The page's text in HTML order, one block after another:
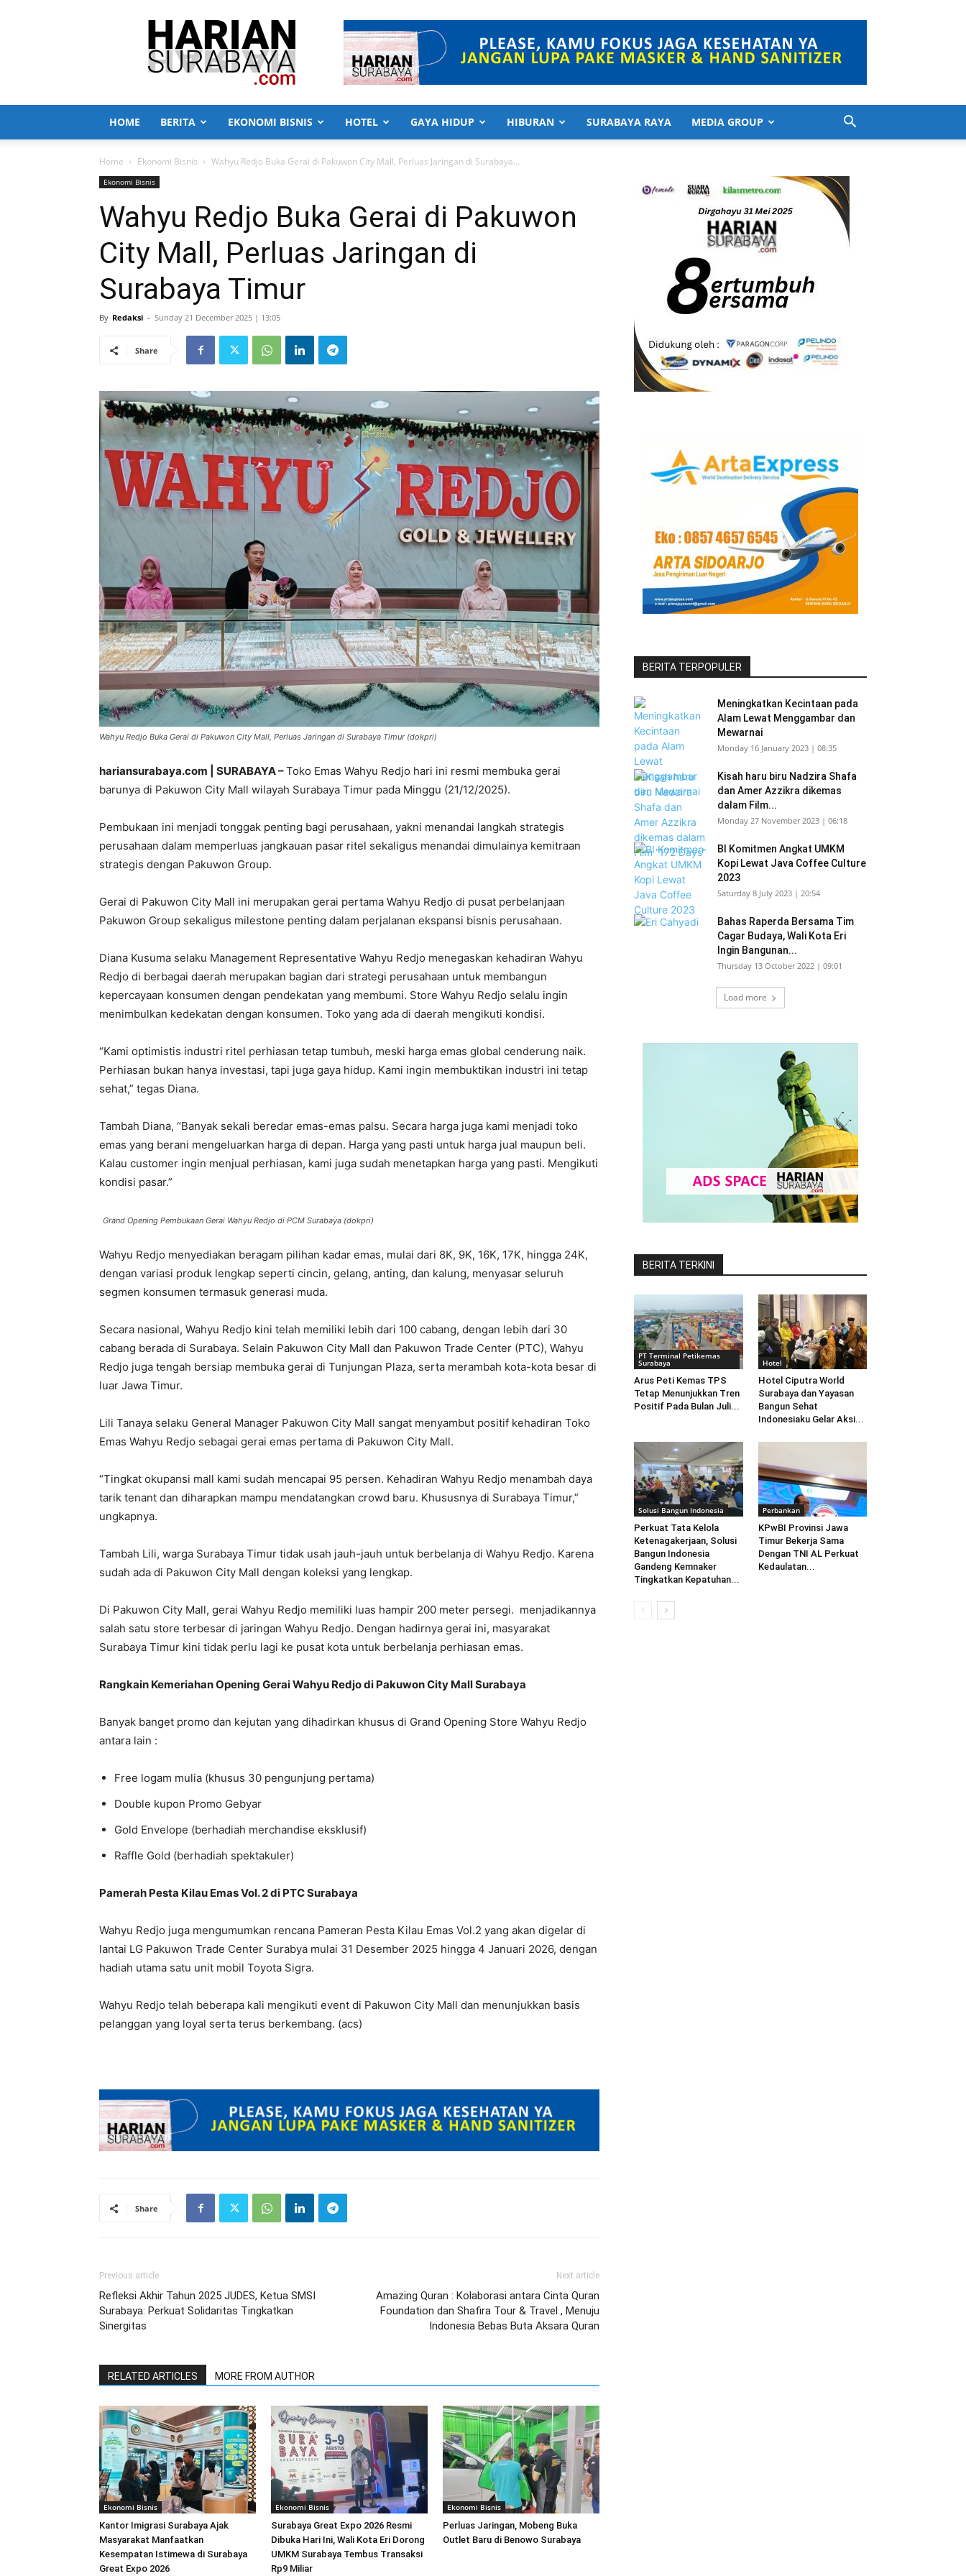
Harian
Surabaya
HOME BERITA EKONOMI BISNIS HOTEL GAYA HIDUP HIBURAN SURABAYA RAYA MEDIA GROUP
Home Ekonomi Bisnis Wahyu Redjo Buka Gerai di Pakuwon City Mall, Perluas Jaringan di Surabaya...
Ekonomi Bisnis
Wahyu Redjo Buka Gerai di Pakuwon
City Mall, Perluas Jaringan di
Surabaya Timur
By Redaksi - Sunday 21 December 2025 | 13:05
Share
Wahyu Redjo Buka Gerai di Pakuwon City Mall, Perluas Jaringan di Surabaya Timur (dokpri)
hariansurabaya.com | SURABAYA –Toko Emas Wahyu Redjo hari ini resmi membuka gerai
barunya di Pakuwon City Mall wilayah Surabaya Timur pada Minggu (21/12/2025).
Pembukaan ini menjadi tonggak penting bagi perusahaan, yakni menandai langkah strategis
perusahaan dalam memperluas jangkauan pasar ritel sekaligus menandai dimulainya kemitraan
strategis dengan Pakuwon Group.
Gerai di Pakuwon City Mall ini merupakan gerai pertama Wahyu Redjo di pusat perbelanjaan
Pakuwon Group sekaligus milestone penting dalam perjalanan ekspansi bisnis perusahaan.
Diana Kusuma selaku Management Representative Wahyu Redjo menegaskan kehadiran Wahyu
Redjo di berbagai daerah merupakan bagian dari strategi perusahaan untuk membangun
kepercayaan konsumen dengan pendekatan yang membumi. Store Wahyu Redjo selalu ingin
menimbulkan kedekatan dengan konsumen. Toko yang ada di daerah mengikuti kondisi.
“Kami optimistis industri ritel perhiasan tetap tumbuh, meski harga emas global cenderung naik.
Perhiasan bukan hanya investasi, tapi juga gaya hidup. Kami ingin membuktikan industri ini tetap
sehat,” tegas Diana.
Tambah Diana, “Banyak sekali beredar emas-emas palsu. Secara harga juga kami menjadi toko
emas yang berani mengeluarkan harga di depan. Harga yang pasti untuk harga jual maupun beli.
Kalau customer ingin menjual perhiasan, kami juga sudah menetapkan harga yang pasti. Mengikuti
kondisi pasar.”
Grand Opening Pembukaan Gerai Wahyu Redjo di PCM Surabaya (dokpri)
Wahyu Redjo menyediakan beragam pilihan kadar emas, mulai dari 8K, 9K, 16K, 17K, hingga 24K,
dengan variasi produk lengkap seperti cincin, gelang, anting, dan kalung, menyasar seluruh
segmen konsumen termasuk generasi muda.
Secara nasional, Wahyu Redjo kini telah memiliki lebih dari 100 cabang, dengan lebih dari 30
cabang berada di Surabaya. Selain Pakuwon City Mall dan Pakuwon Trade Center (PTC), Wahyu
Redjo juga tengah bersiap membuka gerai di Tunjungan Plaza, serta merambah kota-kota besar di
luar Jawa Timur.
Lili Tanaya selaku General Manager Pakuwon City Mall sangat menyambut positif kehadiran Toko
Emas Wahyu Redjo sebagai gerai emas pertama di Pakuwon City Mall.
“Tingkat okupansi mall kami sudah mencapai 95 persen. Kehadiran Wahyu Redjo menambah daya
tarik tenant dan diharapkan mampu mendatangkan crowd baru. Khususnya di Surabaya Timur,”
ungkapnya.
Tambah Lili, warga Surabaya Timur tidak usah jauh-jauh untuk berbelanja di Wahyu Redjo. Karena
sudah ada di Pakuwon City Mall dengan koleksi yang lengkap.
Di Pakuwon City Mall, gerai Wahyu Redjo memiliki luas hampir 200 meter persegi. menjadikannya
salah satu store terbesar di jaringan Wahyu Redjo. Dengan hadirnya gerai ini, masyarakat
Surabaya Timur kini tidak perlu lagi ke pusat kota untuk berbelanja perhiasan emas.
Rangkain Kemeriahan Opening Gerai Wahyu Redjo di Pakuwon City Mall Surabaya
Banyak banget promo dan kejutan yang dihadirkan khusus di Grand Opening Store Wahyu Redjo
antara lain :
Free logam mulia (khusus 30 pengunjung pertama)
Double kupon Promo Gebyar
Gold Envelope (berhadiah merchandise eksklusif)
Raffle Gold (berhadiah spektakuler)
Pamerah Pesta Kilau Emas Vol. 2 di PTC Surabaya
Wahyu Redjo juga mengumumkan rencana Pameran Pesta Kilau Emas Vol.2 yang akan digelar di
lantai LG Pakuwon Trade Center Surabya mulai 31 Desember 2025 hingga 4 Januari 2026, dengan
hadiah utama satu unit mobil Toyota Sigra.
Wahyu Redjo telah beberapa kali mengikuti event di Pakuwon City Mall dan menunjukkan basis
pelanggan yang loyal serta terus berkembang. (acs)
Share
Previous article
Refleksi Akhir Tahun 2025 JUDES, Ketua SMSI
Surabaya: Perkuat Solidaritas Tingkatkan
Sinergitas
Next article
Amazing Quran : Kolaborasi antara Cinta Quran
Foundation dan Shafira Tour & Travel , Menuju
Indonesia Bebas Buta Aksara Quran
RELATED ARTICLES MORE FROM AUTHOR
Ekonomi Bisnis
Kantor Imigrasi Surabaya Ajak
Masyarakat Manfaatkan
Kesempatan Istimewa di Surabaya
Great Expo 2026
Ekonomi Bisnis
Surabaya Great Expo 2026 Resmi
Dibuka Hari Ini, Wali Kota Eri Dorong
UMKM Surabaya Tembus Transaksi
Rp9 Miliar
Ekonomi Bisnis
Perluas Jaringan, Mobeng Buka
Outlet Baru di Benowo Surabaya
BERITA TERPOPULER
Meningkatkan Kecintaan pada
Alam Lewat Menggambar dan
Mewarnai
Monday 16 January 2023 | 08:35
Kisah haru biru Nadzira Shafa
dan Amer Azzikra dikemas
dalam Film...
Monday 27 November 2023 | 06:18
BI Komitmen Angkat UMKM
Kopi Lewat Java Coffee Culture
2023
Saturday 8 July 2023 | 20:54
Bahas Raperda Bersama Tim
Cagar Budaya, Wali Kota Eri
Ingin Bangunan...
Thursday 13 October 2022 | 09:01
Load more
BERITA TERKINI
PT Terminal Petikemas
Surabaya
Arus Peti Kemas TPS
Tetap Menunjukkan Tren
Positif Pada Bulan Juli...
Hotel
Hotel Ciputra World
Surabaya dan Yayasan
Bangun Sehat
Indonesiaku Gelar Aksi...
Solusi Bangun Indonesia
Perkuat Tata Kelola
Ketenagakerjaan, Solusi
Bangun Indonesia
Gandeng Kemnaker
Tingkatkan Kepatuhan...
Perbankan
KPwBI Provinsi Jawa
Timur Bekerja Sama
Dengan TNI AL Perkuat
Kedaulatan...